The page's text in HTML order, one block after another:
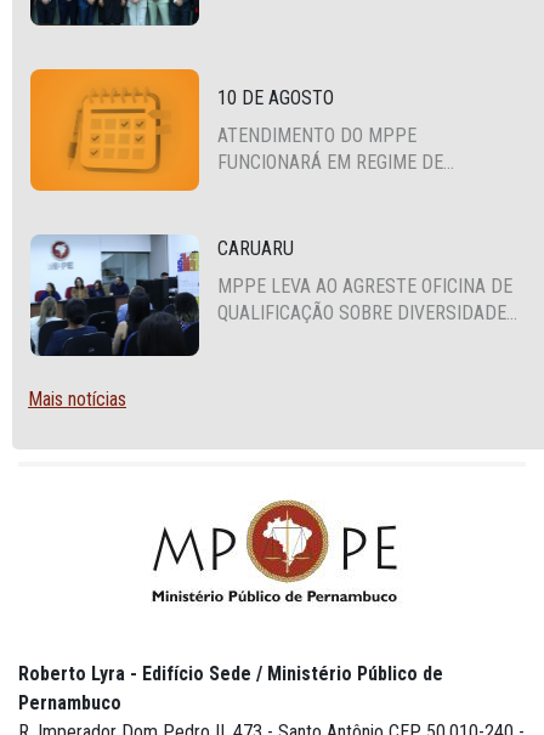
10 DE AGOSTO
ATENDIMENTO DO MPPE
FUNCIONARÁ EM REGIME DE
CARUARU
MPPE LEVA AO AGRESTE OFICINA DE
QUALIFICAÇÃO SOBRE DIVERSIDADE
Mais notícias
Roberto Lyra - Edifício Sede / Ministério Público de
Pernambuco